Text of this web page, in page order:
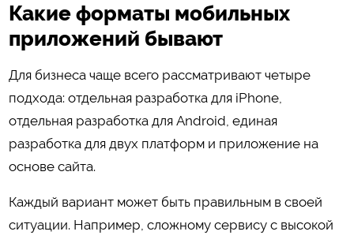
Какие форматы мобильных
приложений бывают
Для бизнеса чаще всего рассматривают четыре
подхода: отдельная разработка для iPhone,
отдельная разработка для Android, единая
разработка для двух платформ и приложение на
основе сайта.
Каждый вариант может быть правильным в своей
ситуации. Например, сложному сервису с высокой